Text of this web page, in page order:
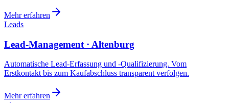
Mehr erfahren
Leads
Lead-Management · Altenburg
Automatische Lead-Erfassung und -Qualifizierung. Vom
Erstkontakt bis zum Kaufabschluss transparent verfolgen.
Mehr erfahren